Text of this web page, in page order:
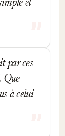
et
par ces
Que
à celui